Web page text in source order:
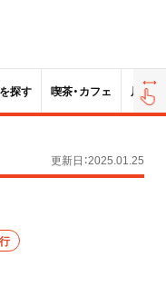
探す 喫茶・カフェ 居酒屋
更新日：2025.01.25